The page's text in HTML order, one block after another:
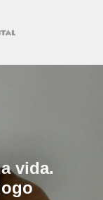
vida.